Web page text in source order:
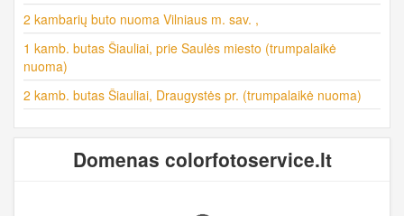
2 kambarių buto nuoma Vilniaus m. sav. ,
1 kamb. butas Šiauliai, prie Saulės miesto (trumpalaikė
nuoma)
2 kamb. butas Šiauliai, Draugystės pr. (trumpalaikė nuoma)
Domenas colorfotoservice.lt